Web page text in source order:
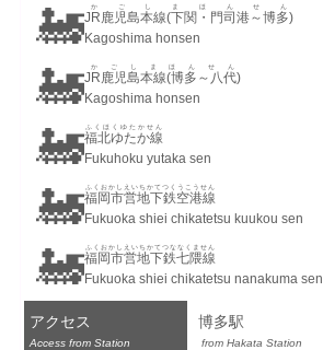
🚂JR鹿児島本線(下関・門司港～博多)
かごしまほんせん
Kagoshima honsen
🚂JR鹿児島本線(博多～八代)
かごしまほんせん
Kagoshima honsen
🚂福北ゆたか線
ふくほくゆたかせん
Fukuhoku yutaka sen
🚂福岡市営地下鉄空港線
ふくおかしえいちかてつくうこうせん
Fukuoka shiei chikatetsu kuukou sen
🚂福岡市営地下鉄七隈線
ふくおかしえいちかてつななくません
Fukuoka shiei chikatetsu nanakuma sen
アクセス
Access from Station
博多駅
from Hakata Station